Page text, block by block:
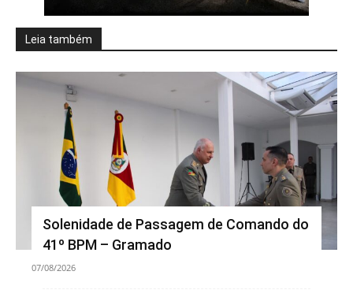
Leia também
Solenidade de Passagem de Comando do
41º BPM – Gramado
07/08/2026